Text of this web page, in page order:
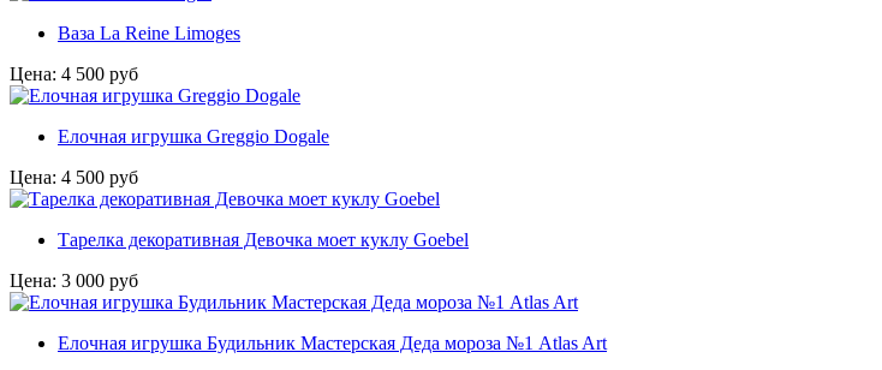
Ваза La Reine Limoges
Цена: 4 500 руб
Елочная игрушка Greggio Dogale
Цена: 4 500 руб
Тарелка декоративная Девочка моет куклу Goebel
Цена: 3 000 руб
Елочная игрушка Будильник Мастерская Деда мороза №1 Atlas Art